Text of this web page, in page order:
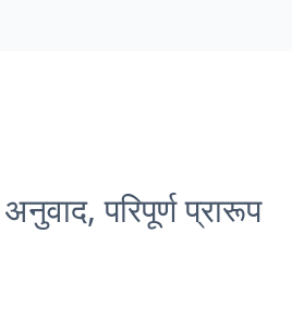
परिपूर्ण प्रारूप